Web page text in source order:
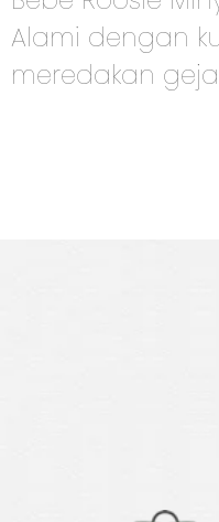
Alami dengan
meredakan